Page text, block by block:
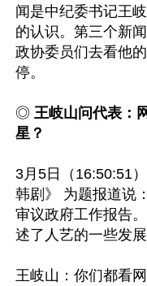
闻是中纪委书记王
的认识。第三个新
政协委员们去看他
停。
◎ 王岐山问代表：
星？
3月5日（16:50:51
韩剧》 为题报道说
审议政府工作报告
述了人艺的一些发展
王岐山：你们都看